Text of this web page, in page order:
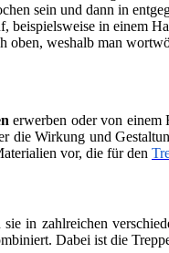
sein und dann in
beispielsweise in einem
oben, weshalb man
erwerben oder von einem
die Wirkung und
vor, die für den
in zahlreichen
Dabei ist die